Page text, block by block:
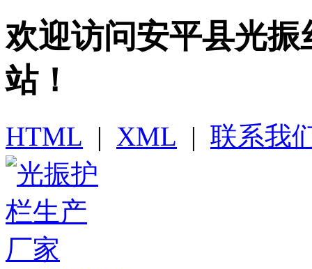
欢迎访问​安平县光
站！
HTML | XML | 联系我